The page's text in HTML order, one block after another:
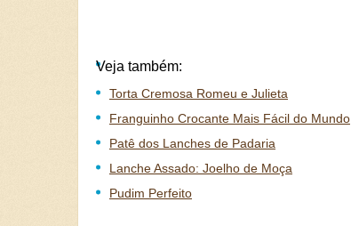
Veja também:
Torta Cremosa Romeu e Julieta
Franguinho Crocante Mais Fácil do Mundo
Patê dos Lanches de Padaria
Lanche Assado: Joelho de Moça
Pudim Perfeito